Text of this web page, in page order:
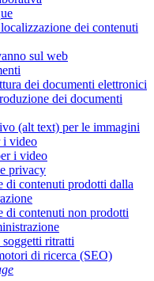
dei contenuti
sul web
dei documenti elettronici
dei documenti
(alt text) per le immagini
i video
i video
privacy
di contenuti prodotti dalla
di contenuti non prodotti
ritratti
di ricerca (SEO)